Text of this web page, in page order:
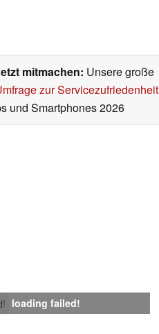
mitmachen: Unsere große
zur Servicezufriedenheit
und Smartphones 2026
loading failed!